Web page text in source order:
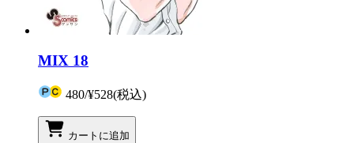
MIX 18
480/¥528(税込)
カートに追加